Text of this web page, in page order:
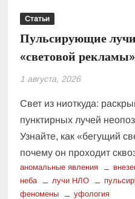
Статьи
Пульсирующие
«световой
1 августа, 2026
Свет из ниоткуда:
пунктирных лучей
Узнайте, как «бегущий
почему он проходит
аномальные явления
неба
лучи НЛО
феномены
уфология